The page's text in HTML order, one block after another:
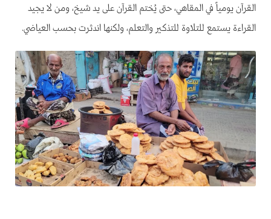
القرآن يومياً في المقاهي، حتى يُختم القرآن على يد شيخ، ومن لا يجيد
القراءة يستمع للتلاوة للتذكير والتعلم، ولكنها اندثرت بحسب العياضي.